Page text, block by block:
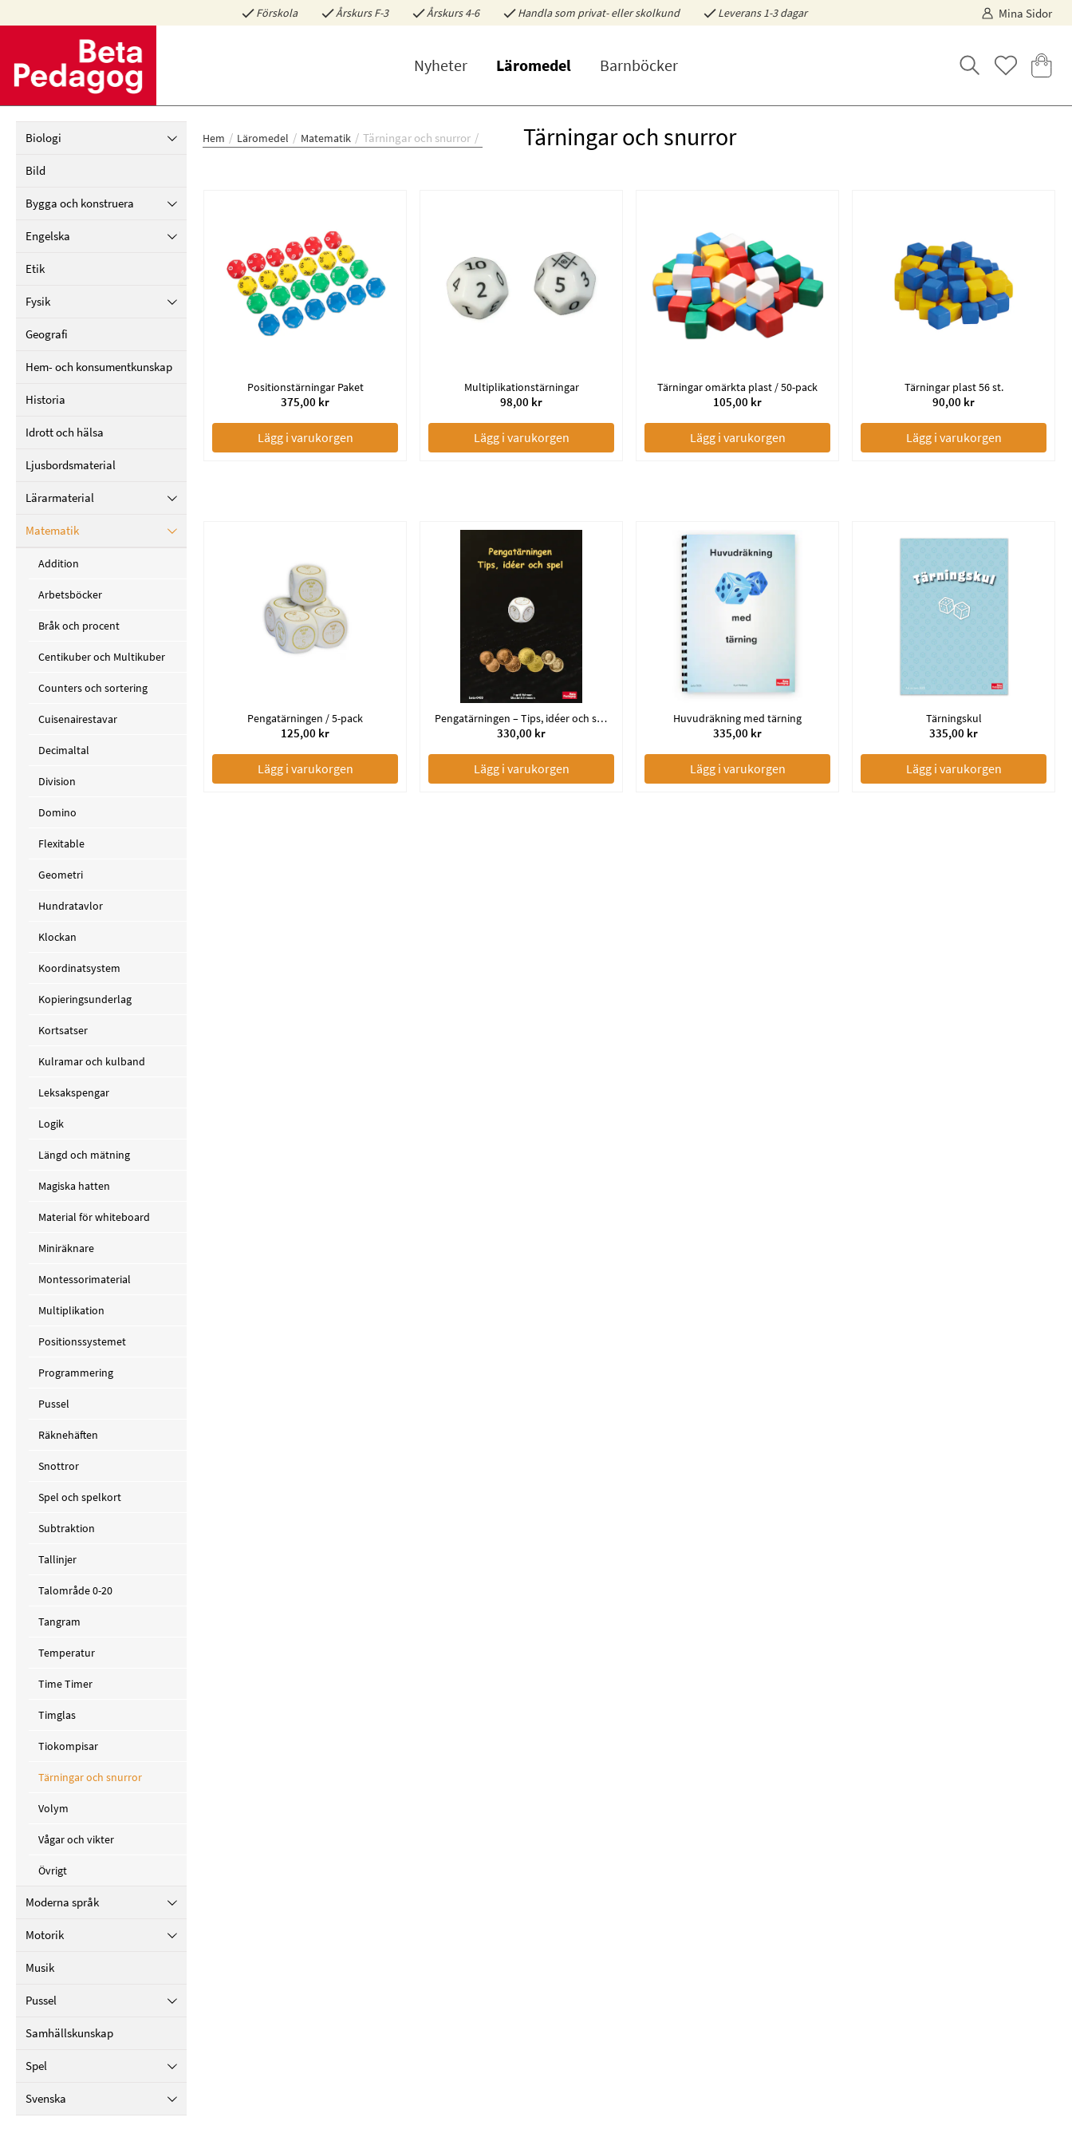
Förskola Årskurs F-3 Årskurs 4-6 Handla som privat- eller skolkund Leverans 1-3 dagar Mina Sidor
Nyheter Läromedel Barnböcker
Biologi
Bild
Bygga och konstruera
Engelska
Etik
Fysik
Geografi
Hem- och konsumentkunskap
Historia
Idrott och hälsa
Ljusbordsmaterial
Lärarmaterial
Matematik
Addition
Arbetsböcker
Bråk och procent
Centikuber och Multikuber
Counters och sortering
Cuisenairestavar
Decimaltal
Division
Domino
Flexitable
Geometri
Hundratavlor
Klockan
Koordinatsystem
Kopieringsunderlag
Kortsatser
Kulramar och kulband
Leksakspengar
Logik
Längd och mätning
Magiska hatten
Material för whiteboard
Miniräknare
Montessorimaterial
Multiplikation
Positionssystemet
Programmering
Pussel
Räknehäften
Snottror
Spel och spelkort
Subtraktion
Tallinjer
Talområde 0-20
Tangram
Temperatur
Time Timer
Timglas
Tiokompisar
Tärningar och snurror
Volym
Vågar och vikter
Övrigt
Moderna språk
Motorik
Musik
Pussel
Samhällskunskap
Spel
Svenska
Hem Läromedel Matematik Tärningar och snurror Tärningar och snurror
Positionstärningar Paket
375,00 kr
Lägg i varukorgen
Multiplikationstärningar
98,00 kr
Lägg i varukorgen
Tärningar omärkta plast / 50-pack
105,00 kr
Lägg i varukorgen
Tärningar plast 56 st.
90,00 kr
Lägg i varukorgen
Pengatärningen / 5-pack
125,00 kr
Lägg i varukorgen
Pengatärningen – Tips, idéer och spel
330,00 kr
Lägg i varukorgen
Huvudräkning med tärning
335,00 kr
Lägg i varukorgen
Tärningskul
335,00 kr
Lägg i varukorgen